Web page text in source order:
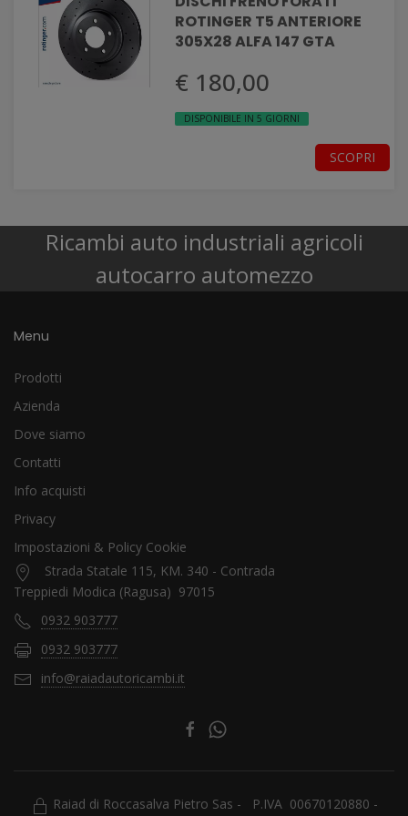
ROTINGER T5 ANTERIORE
305X28 ALFA 147 GTA
€ 180,00
DISPONIBILE IN 5 GIORNI
SCOPRI
Ricambi auto industriali agricoli
autocarro automezzo
Menu
Prodotti
Azienda
Dove siamo
Contatti
Info acquisti
Privacy
Impostazioni & Policy Cookie
Strada Statale 115, KM. 340 - Contrada
Treppiedi Modica (Ragusa) 97015
0932 903777
0932 903777
info@raiadautoricambi.it
Raiad di Roccasalva Pietro Sas - P.IVA 00670120880 -